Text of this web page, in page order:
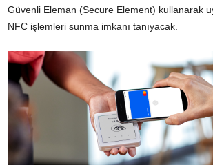
Güvenli Eleman (Secure Element) kullanarak
NFC işlemleri sunma imkanı tanıyacak.